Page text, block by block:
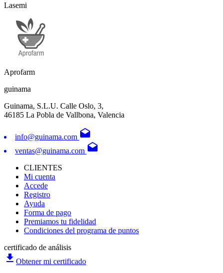
Lasemi
Aprofarm
guinama
Guinama, S.L.U. Calle Oslo, 3,
46185 La Pobla de Vallbona, Valencia
info@guinama.com drafts
ventas@guinama.com drafts
CLIENTES
Mi cuenta
Accede
Registro
Ayuda
Forma de pago
Premiamos tu fidelidad
Condiciones del programa de puntos
certificado de análisis
file_download Obtener mi certificado